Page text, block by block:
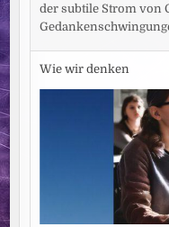
der subtile Strom von
Wie wir denken